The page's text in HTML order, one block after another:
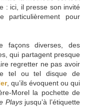
: ici, il presse son invité
particulièrement pour
façons diverses, des
qui partagent presque
regretter ne pas avoir
tel ou tel disque de
, qu’ils évoquent ou qui
Morel la pochette de
Playsjusqu’à l’étiquette